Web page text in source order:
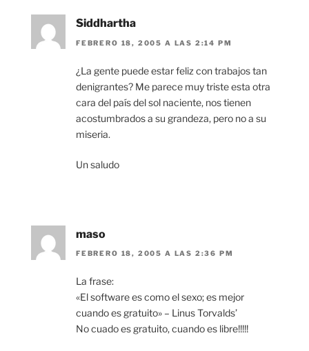
Siddhartha
FEBRERO 18, 2005 A LAS 2:14 PM
¿La gente puede estar feliz con trabajos tan
denigrantes? Me parece muy triste esta otra
cara del país del sol naciente, nos tienen
acostumbrados a su grandeza, pero no a su
miseria.
Un saludo
maso
FEBRERO 18, 2005 A LAS 2:36 PM
La frase:
«El software es como el sexo; es mejor
cuando es gratuito» – Linus Torvalds’
No cuado es gratuito, cuando es libre!!!!!